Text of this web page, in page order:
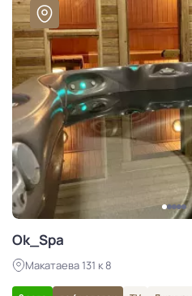
Ok_Spa
Макатаева 131 к 8